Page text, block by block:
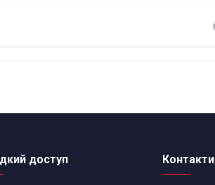
доступ Контакти